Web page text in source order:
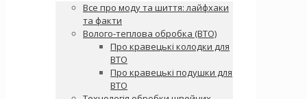
Все про моду та шиття: лайфхаки
та факти
Волого-теплова обробка (ВТО)
Про кравецькі колодки для
ВТО
Про кравецькі подушки для
ВТО